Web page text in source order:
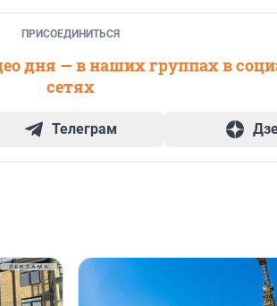
ПРИСОЕДИНИТЬСЯ
дня — в наших группах в
сетях
Телеграм